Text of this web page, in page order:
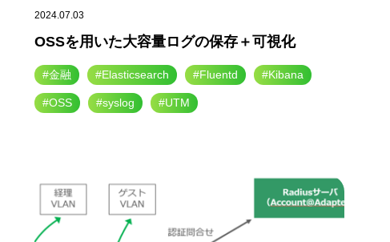
2024.07.03
OSSを用いた大容量ログの保存＋可視化
#金融 #Elasticsearch #Fluentd #Kibana
#OSS #syslog #UTM